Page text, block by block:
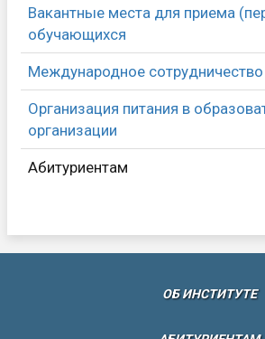
Вакантные места для приема
обучающихся
Международное сотрудничество
Организация питания в
организации
Абитуриентам
ОБ ИНСТИТУТЕ